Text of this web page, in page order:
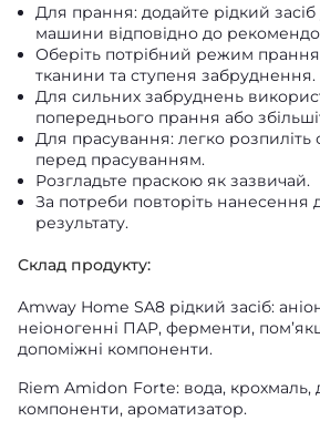
Для прання: додайте рідкий засіб
машини відповідно до
Оберіть потрібний режим
тканини та ступеня забруднення.
Для сильних забруднень
попереднього прання або
Для прасування: легко
перед прасуванням.
Розгладьте праскою як зазвичай.
За потреби повторіть нанесення
результату.
Склад продукту:
Amway Home SA8 рідкий засіб:
неіоногенні ПАР, ферменти,
допоміжні компоненти.
Riem Amidon Forte: вода, крохмаль,
компоненти, ароматизатор.